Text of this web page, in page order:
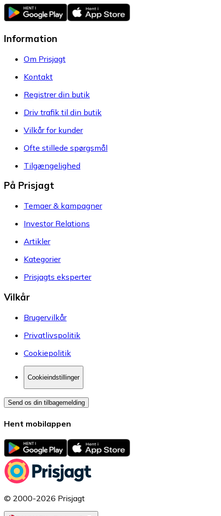
Information
Om Prisjagt
Kontakt
Registrer din butik
Driv trafik til din butik
Vilkår for kunder
Ofte stillede spørgsmål
Tilgængelighed
På Prisjagt
Temaer & kampagner
Investor Relations
Artikler
Kategorier
Prisjagts eksperter
Vilkår
Brugervilkår
Privatlivspolitik
Cookiepolitik
Cookieindstillinger
Send os din tilbagemelding
Hent mobilappen
© 2000-2026 Prisjagt